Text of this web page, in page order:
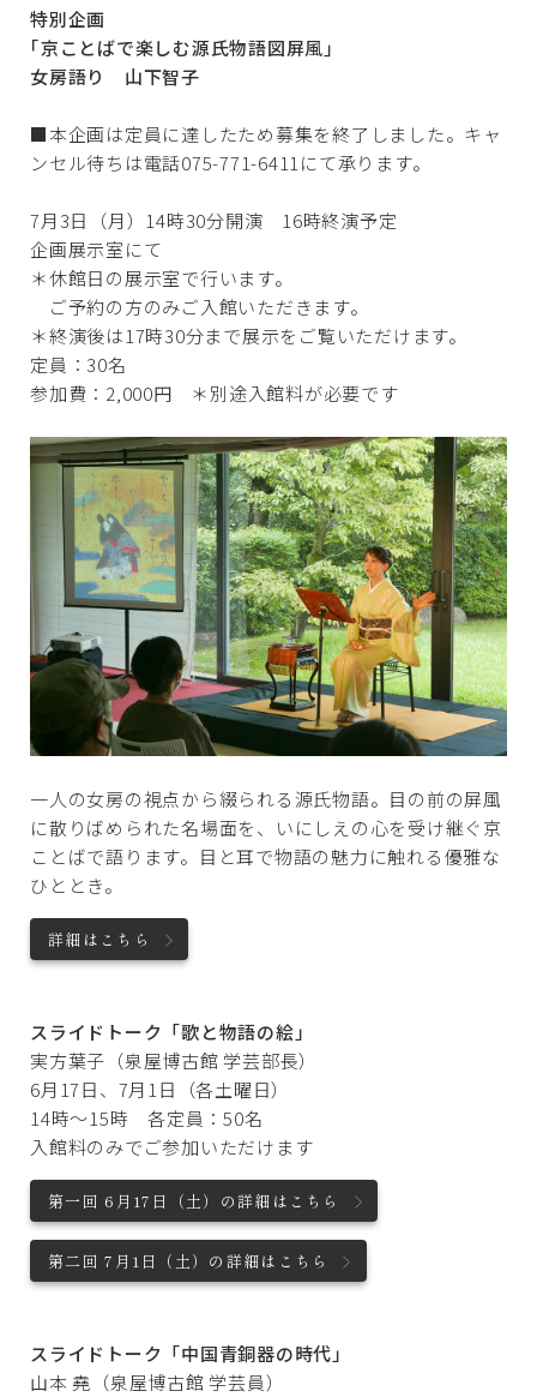
特別企画
｢京ことばで楽しむ源氏物語図屏風｣
女房語り 山下智子
■本企画は定員に達したため募集を終了しました。キャ
ンセル待ちは電話075-771-6411にて承ります。
7月3日（月）14時30分開演 16時終演予定
企画展示室にて
＊休館日の展示室で行います。
ご予約の方のみご入館いただきます。
＊終演後は17時30分まで展示をご覧いただけます。
定員：30名
参加費：2,000円 ＊別途入館料が必要です
一人の女房の視点から綴られる源氏物語。目の前の屏風
に散りばめられた名場面を、いにしえの心を受け継ぐ京
ことばで語ります。目と耳で物語の魅力に触れる優雅な
ひととき。
詳細はこちら
スライドトーク「歌と物語の絵」
実方葉子（泉屋博古館 学芸部長）
6月17日、7月1日（各土曜日）
14時～15時 各定員：50名
入館料のみでご参加いただけます
第一回 6月17日（土）の詳細はこちら
第二回 7月1日（土）の詳細はこちら
スライドトーク「中国青銅器の時代」
山本 堯（泉屋博古館 学芸員）